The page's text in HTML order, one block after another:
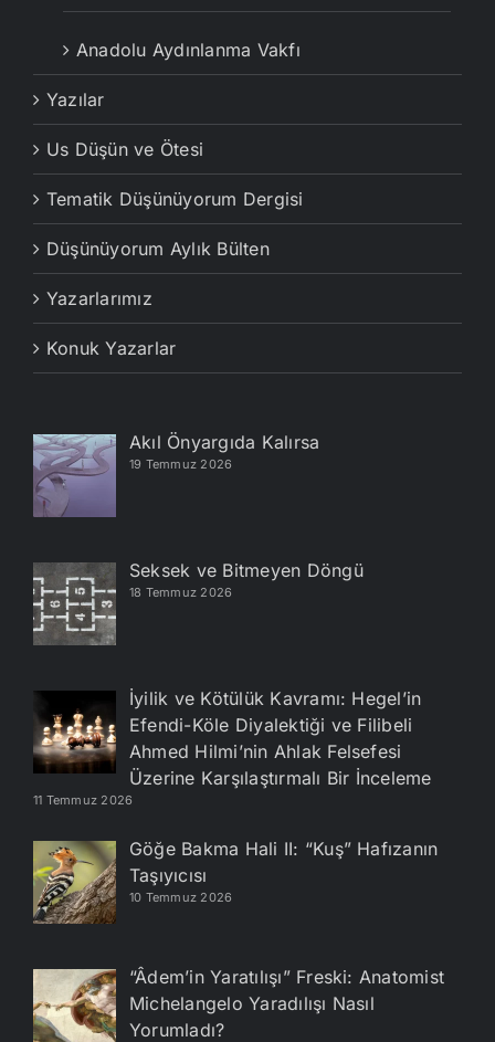
Anadolu Aydınlanma Vakfı
Yazılar
Us Düşün ve Ötesi
Tematik Düşünüyorum Dergisi
Düşünüyorum Aylık Bülten
Yazarlarımız
Konuk Yazarlar
Akıl Önyargıda Kalırsa
19 Temmuz 2026
Seksek ve Bitmeyen Döngü
18 Temmuz 2026
İyilik ve Kötülük Kavramı: Hegel’in
Efendi-Köle Diyalektiği ve Filibeli
Ahmed Hilmi’nin Ahlak Felsefesi
Üzerine Karşılaştırmalı Bir İnceleme
11 Temmuz 2026
Göğe Bakma Hali II: “Kuş” Hafızanın
Taşıyıcısı
10 Temmuz 2026
“Âdem’in Yaratılışı” Freski: Anatomist
Michelangelo Yaradılışı Nasıl
Yorumladı?